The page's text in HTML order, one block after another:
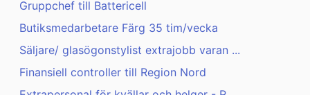
Gruppchef till Battericell
Butiksmedarbetare Färg 35 tim/vecka
Säljare/ glasögonstylist extrajobb varan ...
Finansiell controller till Region Nord